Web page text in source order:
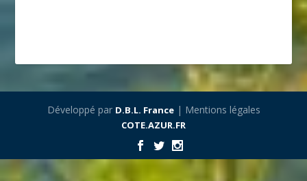
Développé par D.B.L. France| Mentions légales
COTE.AZUR.FR